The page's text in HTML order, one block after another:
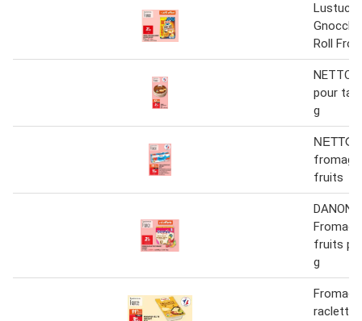
Gnocchi
Roll
NETTO
pour
g
ΝΕΤΤΟ
fromage
fruits
fruits
g
raclette